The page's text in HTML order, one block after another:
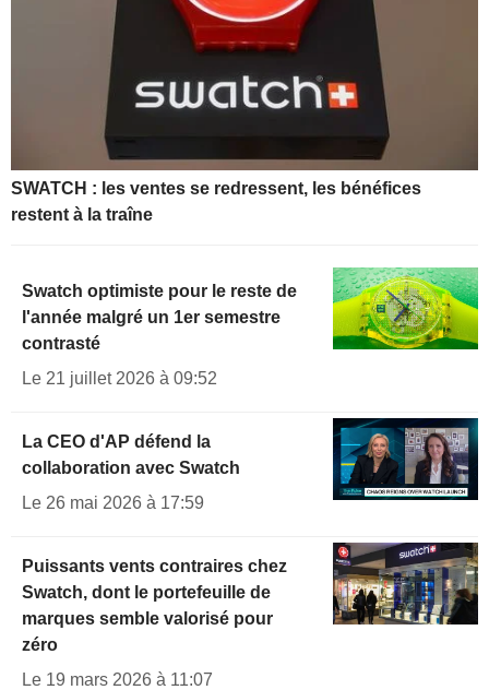
SWATCH : les ventes se redressent, les bénéfices
restent à la traîne
Swatch optimiste pour le reste de
l'année malgré un 1er semestre
contrasté
Le 21 juillet 2026 à 09:52
La CEO d'AP défend la
collaboration avec Swatch
Le 26 mai 2026 à 17:59
Puissants vents contraires chez
Swatch, dont le portefeuille de
marques semble valorisé pour
zéro
Le 19 mars 2026 à 11:07